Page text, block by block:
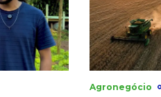
Agronegócio